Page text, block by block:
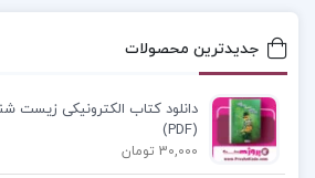
آمار توصیفی روانشناسی دانشگاه آزاد
جزوه آمار توصیفی یازدهم
جدیدترین محصولات
دانلود کتاب الکترونیکی زیست
(PDF)
30,000 تومان